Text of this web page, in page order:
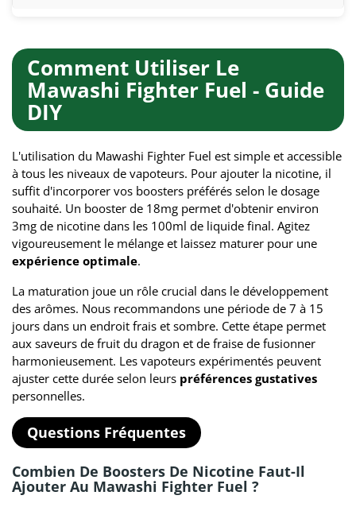
Comment Utiliser Le
Mawashi Fighter Fuel - Guide
DIY
L'utilisation du Mawashi Fighter Fuel est simple et accessible
à tous les niveaux de vapoteurs. Pour ajouter la nicotine, il
suffit d'incorporer vos boosters préférés selon le dosage
souhaité. Un booster de 18mg permet d'obtenir environ
3mg de nicotine dans les 100ml de liquide final. Agitez
vigoureusement le mélange et laissez maturer pour une
expérience optimale.
La maturation joue un rôle crucial dans le développement
des arômes. Nous recommandons une période de 7 à 15
jours dans un endroit frais et sombre. Cette étape permet
aux saveurs de fruit du dragon et de fraise de fusionner
harmonieusement. Les vapoteurs expérimentés peuvent
ajuster cette durée selon leurs préférences gustatives
personnelles.
Questions Fréquentes
Combien De Boosters De Nicotine Faut-Il
Ajouter Au Mawashi Fighter Fuel ?